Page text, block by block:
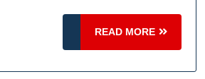
Legende
READ MORE
READ
MORE